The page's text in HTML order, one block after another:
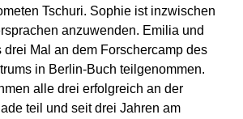
Tschuri. Sophie ist inzwischen
anzuwenden. Emilia und
drei Mal an dem Forschercamp des
in Berlin-Buch teilgenommen.
alle drei erfolgreich an der
teil und seit drei Jahren am